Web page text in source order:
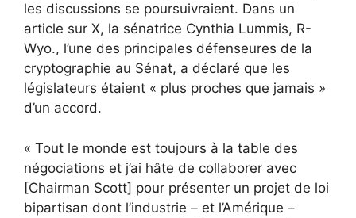
les discussions se poursuivraient. Dans un
article sur X, la sénatrice Cynthia Lummis, R-
Wyo., l’une des principales défenseures de la
cryptographie au Sénat, a déclaré que les
législateurs étaient « plus proches que jamais »
d’un accord.
« Tout le monde est toujours à la table des
négociations et j’ai hâte de collaborer avec
[Chairman Scott] pour présenter un projet de loi
bipartisan dont l’industrie – et l’Amérique –